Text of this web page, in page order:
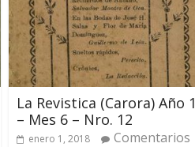
La Revistica (Carora) Año 1
– Mes 6 – Nro. 12
enero 1, 2018
Comentarios